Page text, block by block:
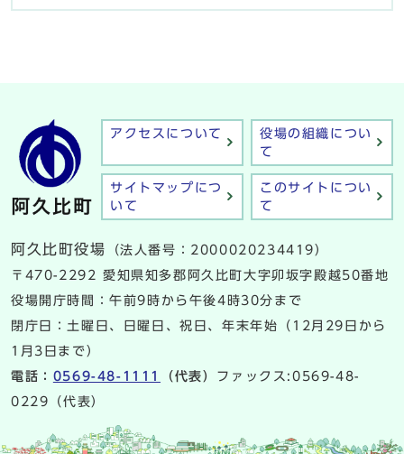
アクセスについて
役場の組織につい
て
サイトマップにつ
いて
このサイトについ
て
阿久比町役場
（法人番号：2000020234419）
〒470-2292 愛知県知多郡阿久比町大字卯坂字殿越50番地
役場開庁時間：午前9時から午後4時30分まで
閉庁日：土曜日、日曜日、祝日、年末年始（12月29日から
1月3日まで）
電話： 0569-48-1111 （代表） ファックス:0569-48-
0229（代表）